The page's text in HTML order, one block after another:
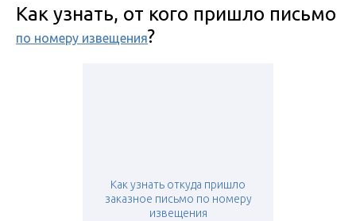
Как узнать, от кого пришло письмо
по номеру извещения?
Как узнать откуда пришло
заказное письмо по номеру
извещения